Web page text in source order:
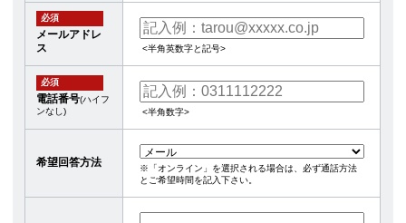
必須
メールアドレ
ス
<半角英数字と記号>
必須
電話番号(ハイフ
ンなし)
<半角数字>
希望回答方法
※「オンライン」を選択される場合は、必ず通話方法
とご希望時間を記入下さい。